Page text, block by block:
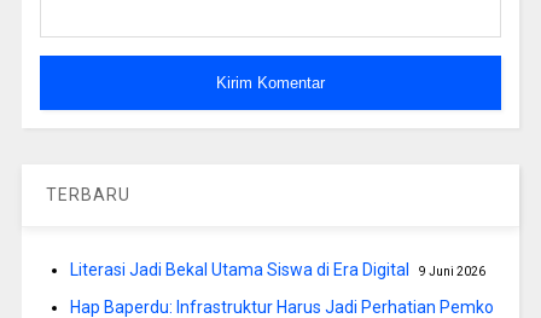
TERBARU
Literasi Jadi Bekal Utama Siswa di Era Digital 9 Juni 2026
Hap Baperdu: Infrastruktur Harus Jadi Perhatian Pemko